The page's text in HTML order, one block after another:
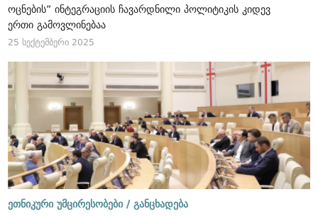
ოცნების” ინტეგრაციის ჩავარდნილი პოლიტიკის კიდევ
ერთი გამოვლინებაა
25 სექტემბერი 2025
ეთნიკური უმცირესობები / განცხადება